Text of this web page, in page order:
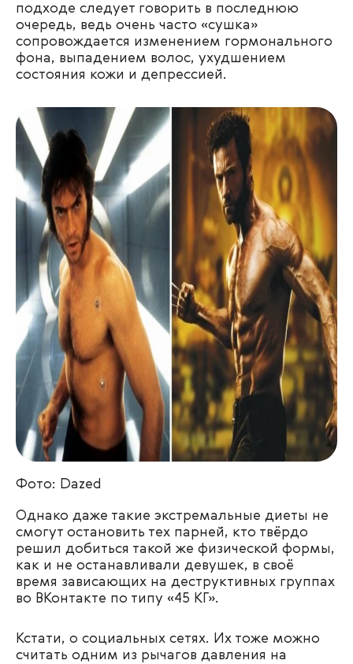
подходе следует говорить в последнюю
очередь, ведь очень часто «сушка»
сопровождается изменением гормонального
фона, выпадением волос, ухудшением
состояния кожи и депрессией.
Фото: Dazed
Однако даже такие экстремальные диеты не
смогут остановить тех парней, кто твёрдо
решил добиться такой же физической формы,
как и не останавливали девушек, в своё
время зависающих на деструктивных группах
во ВКонтакте по типу «45 КГ».
Кстати, о социальных сетях. Их тоже можно
считать одним из рычагов давления на